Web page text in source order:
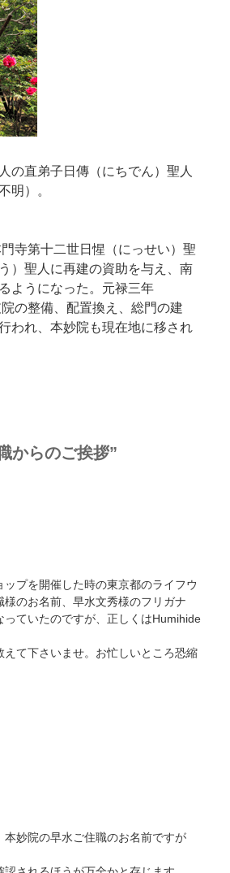
の直弟子日傳（にちでん）聖人
明）。
寺第十二世日惺（にっせい）聖
）聖人に再建の資助を与え、南
ようになった。元禄三年
の整備、配置換え、総門の建
われ、本妙院も現在地に移され
らのご挨拶”
プを開催した時の東京都のライフウ
のお名前、早水文秀様のフリガナ
ていたのですが、正しくはHumihide
て下さいませ。お忙しいところ恐縮
妙院の早水ご住職のお名前ですが